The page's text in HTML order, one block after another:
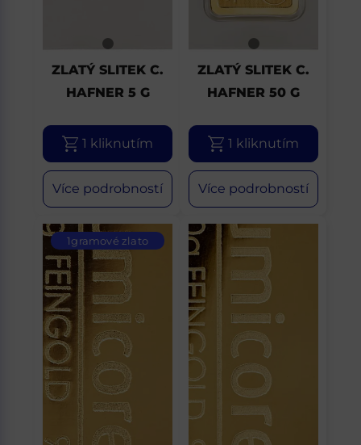
ZLATÝ SLITEK C.
HAFNER 5 G
1 kliknutím
Více podrobností
ZLATÝ SLITEK C.
HAFNER 50 G
1 kliknutím
Více podrobností
1gramové zlato